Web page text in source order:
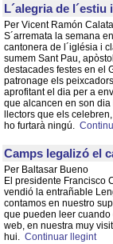
L´alegria de l´estiu
Per Vicent Ramón
S´arremata la semana
cantonera de l´iglésia i
sumem Sant Pau,
destacades festes en el
patronage els
aprofitant el dia per a
que alcancen en son
llectors que els
ho furtarà ningú.
Camps legalizó el
Per Baltasar Bueno
El presidente Francisco
vendió la entrañable
contamos en nuestro
que pueden leer
web, en nuestra muy
hui. Continuar llegint